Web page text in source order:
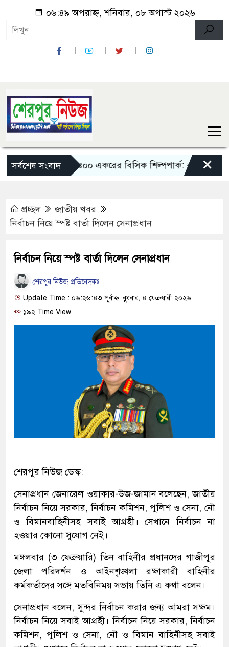
০৬:৪৯ অপরাহ্ন, শনিবার, ০৮ অগাস্ট ২০২৬
সর্বশেষ সংবাদ
তৈরি হবে ৪০০ একরের বিসিক শিল্পপার্ক: বাণিজ্যমন্ত্রী ×
প্রচ্ছদ
জাতীয় খবর
নির্বাচন নিয়ে স্পষ্ট বার্তা দিলেন সেনাপ্রধান
নির্বাচন নিয়ে স্পষ্ট বার্তা দিলেন সেনাপ্রধান
শেরপুর নিউজ প্রতিবেদকঃ
Update Time : ০৬:২৬:৪৩ পূর্বাহ্ন, বুধবার, ৪ ফেব্রুয়ারী ২০২৬
১৯২ Time View
শেরপুর নিউজ ডেস্ক:
সেনাপ্রধান জেনারেল ওয়াকার-উজ-জামান বলেছেন, জাতীয়
নির্বাচন নিয়ে সরকার, নির্বাচন কমিশন, পুলিশ ও সেনা, নৌ
ও বিমানবাহিনীসহ সবাই আগ্রহী। সেখানে নির্বাচন না
হওয়ার কোনো সুযোগ নেই।
মঙ্গলবার (৩ ফেব্রুয়ারি) তিন বাহিনীর প্রধানদের গাজীপুর
জেলা পরিদর্শন ও আইনশৃঙ্খলা রক্ষাকারী বাহিনীর
কর্মকর্তাদের সঙ্গে মতবিনিময় সভায় তিনি এ কথা বলেন।
সেনাপ্রধান বলেন, সুন্দর নির্বাচন করার জন্য আমরা সক্ষম।
নির্বাচন নিয়ে সবাই আগ্রহী। নির্বাচন নিয়ে সরকার, নির্বাচন
কমিশন, পুলিশ ও সেনা, নৌ ও বিমান বাহিনীসহ সবাই